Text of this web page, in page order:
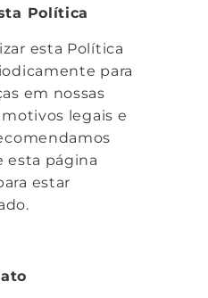
Política
esta Política
para
em nossas
legais e
esta página
estar